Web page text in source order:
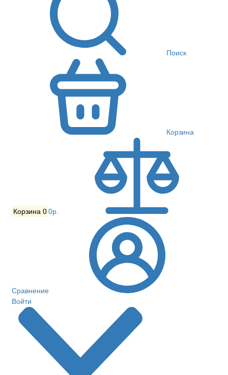
Поиск
Корзина
Корзина 00р.
Сравнение
Войти